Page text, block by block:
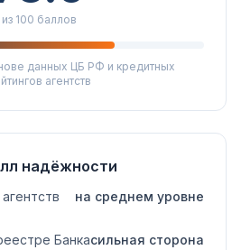
из 100 баллов
данных ЦБ РФ и кредитных
агентств
надёжности
на среднем уровне
Банкасильная сторона